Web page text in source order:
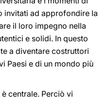
invitati ad approfondire la
il loro impegno nella
e solidi. In questo
a diventare costruttori
Paesi e di un mondo più
centrale. Perciò vi